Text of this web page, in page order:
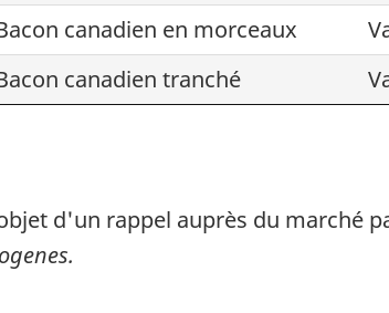
canadien en morceaux
canadien tranché
d'un rappel auprès du marché